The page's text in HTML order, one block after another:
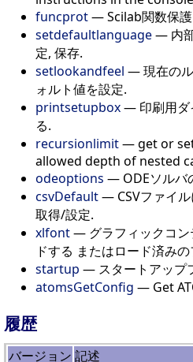
funcprot— Scilab関数保
setdefaultlanguage— 内
定, 保存.
setlookandfeel — 現在の
ォルト値を設定.
printsetupbox— 印刷用ダ
る.
recursionlimit— get or
allowed depth of nested
odeoptions — ODEソルバ
csvDefault— CSVファイ
取得/設定.
xlfont— グラフィックコン
ドする またはロード済み
startup — スタートアップ
atomsGetConfig — Get
履歴
バージョン 記述